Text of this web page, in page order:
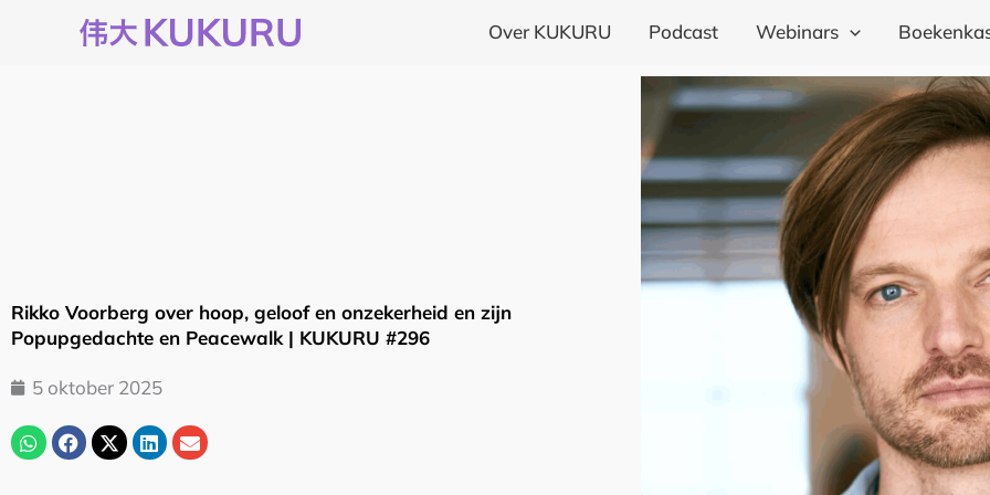
Over KUKURU Podcast Webinars
Rikko Voorberg over hoop, geloof en onzekerheid en zijn
Popupgedachte en Peacewalk | KUKURU #296
5 oktober 2025